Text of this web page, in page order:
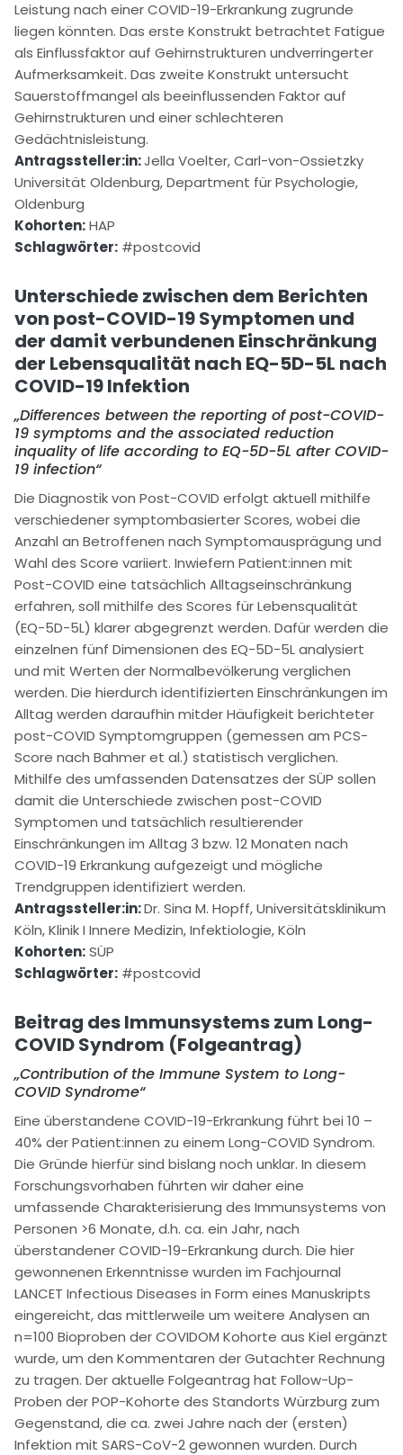
Leistung nach einer COVID-19-Erkrankung zugrunde
liegen könnten. Das erste Konstrukt betrachtet Fatigue
als Einflussfaktor auf Gehirnstrukturen undverringerter
Aufmerksamkeit. Das zweite Konstrukt untersucht
Sauerstoffmangel als beeinflussenden Faktor auf
Gehirnstrukturen und einer schlechteren
Gedächtnisleistung.
Antragssteller:in:Jella Voelter, Carl-von-Ossietzky
Universität Oldenburg, Department für Psychologie,
Oldenburg
Kohorten:HAP
Schlagwörter: #postcovid
Unterschiede zwischen dem Berichten
von post-COVID-19 Symptomen und
der damit verbundenen Einschränkung
der Lebensqualität nach EQ-5D-5L nach
COVID-19 Infektion
„Differences between the reporting of post-COVID-
19 symptoms and the associated reduction
inquality of life according to EQ-5D-5L after COVID-
19 infection“
Die Diagnostik von Post-COVID erfolgt aktuell mithilfe
verschiedener symptombasierter Scores, wobei die
Anzahl an Betroffenen nach Symptomausprägung und
Wahl des Score variiert. Inwiefern Patient:innen mit
Post-COVID eine tatsächlich Alltagseinschränkung
erfahren, soll mithilfe des Scores für Lebensqualität
(EQ-5D-5L) klarer abgegrenzt werden. Dafür werden die
einzelnen fünf Dimensionen des EQ-5D-5L analysiert
und mit Werten der Normalbevölkerung verglichen
werden. Die hierdurch identifizierten Einschränkungen im
Alltag werden daraufhin mitder Häufigkeit berichteter
post-COVID Symptomgruppen (gemessen am PCS-
Score nach Bahmer et al.) statistisch verglichen.
Mithilfe des umfassenden Datensatzes der SÜP sollen
damit die Unterschiede zwischen post-COVID
Symptomen und tatsächlich resultierender
Einschränkungen im Alltag 3 bzw. 12 Monaten nach
COVID-19 Erkrankung aufgezeigt und mögliche
Trendgruppen identifiziert werden.
Antragssteller:in:Dr. Sina M. Hopff, Universitätsklinikum
Köln, Klinik I Innere Medizin, Infektiologie, Köln
Kohorten:SÜP
Schlagwörter: #postcovid
Beitrag des Immunsystems zum Long-
COVID Syndrom (Folgeantrag)
„Contribution of the Immune System to Long-
COVID Syndrome“
Eine überstandene COVID-19-Erkrankung führt bei 10 –
40% der Patient:innen zu einem Long-COVID Syndrom.
Die Gründe hierfür sind bislang noch unklar. In diesem
Forschungsvorhaben führten wir daher eine
umfassende Charakterisierung des Immunsystems von
Personen >6 Monate, d.h. ca. ein Jahr, nach
überstandener COVID-19-Erkrankung durch. Die hier
gewonnenen Erkenntnisse wurden im Fachjournal
LANCET Infectious Diseases in Form eines Manuskripts
eingereicht, das mittlerweile um weitere Analysen an
n=100 Bioproben der COVIDOM Kohorte aus Kiel ergänzt
wurde, um den Kommentaren der Gutachter Rechnung
zu tragen. Der aktuelle Folgeantrag hat Follow-Up-
Proben der POP-Kohorte des Standorts Würzburg zum
Gegenstand, die ca. zwei Jahre nach der (ersten)
Infektion mit SARS-CoV-2 gewonnen wurden. Durch